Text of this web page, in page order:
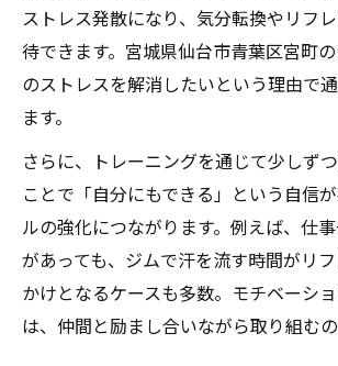
ストレス発散になり、気分転換やリフ
待できます。宮城県仙台市青葉区宮町
のストレスを解消したいという理由で
ます。
さらに、トレーニングを通じて少しず
ことで「自分にもできる」という自信
ルの強化につながります。例えば、仕
があっても、ジムで汗を流す時間がリ
かけとなるケースも多数。モチベーシ
は、仲間と励まし合いながら取り組むの